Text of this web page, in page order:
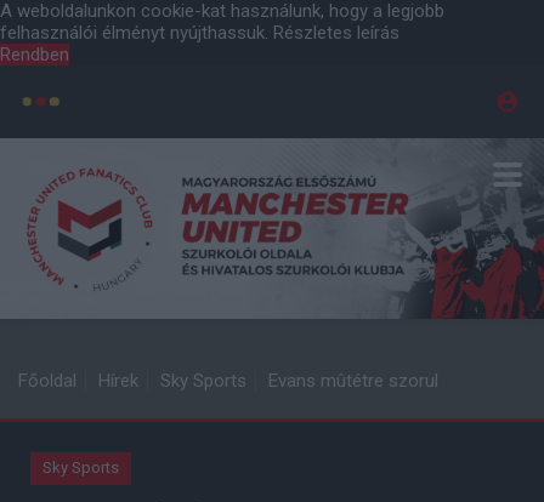
A weboldalunkon cookie-kat használunk, hogy a legjobb
felhasználói élményt nyújthassuk. Részletes leírás
Rendben
Főoldal Hírek Sky Sports Evans mûtétre szorul
Sky Sports